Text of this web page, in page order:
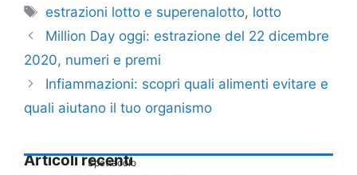
Tag
estrazioni lotto e superenalotto, lotto
Million Day oggi: estrazione del 22 dicembre
2020, numeri e premi
Infiammazioni: scopri quali alimenti evitare e
quali aiutano il tuo organismo
Articoli recenti
Spettacolo